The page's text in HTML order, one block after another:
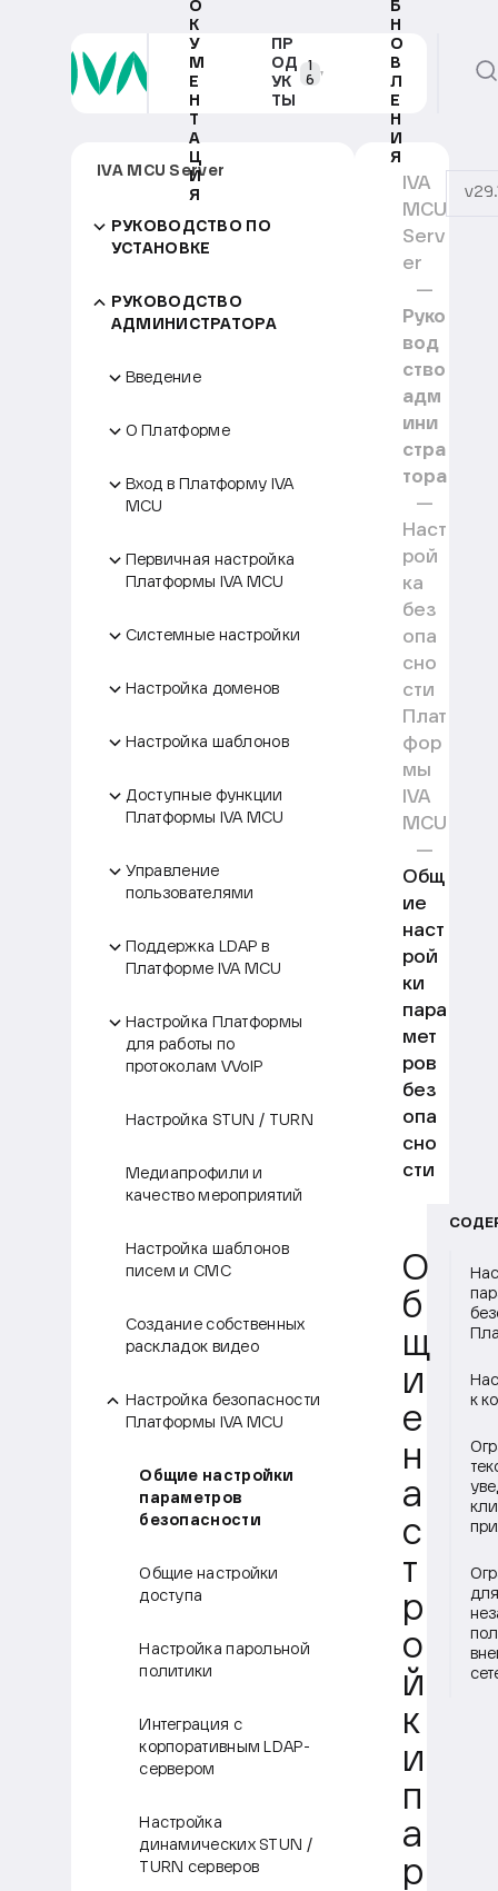
О
К
У
М
Е
Н
Т
А
Ц
И
Я
ПР
ОД
УК
ТЫ
1
6
Б
Н
О
В
Л
Е
Н
И
Я
IVA MCU Server
РУКОВОДСТВО ПО
УСТАНОВКЕ
РУКОВОДСТВО
АДМИНИСТРАТОРА
Введение
О Платформе
Вход в Платформу IVA
MCU
Первичная настройка
Платформы IVA MCU
Системные настройки
Настройка доменов
Настройка шаблонов
Доступные функции
Платформы IVA MCU
Управление
пользователями
Поддержка LDAP в
Платформе IVA MCU
Настройка Платформы
для работы по
протоколам VVoIP
Настройка STUN / TURN
Медиапрофили и
качество мероприятий
Настройка шаблонов
писем и СМС
Создание собственных
раскладок видео
Настройка безопасности
Платформы IVA MCU
Общие настройки
параметров
безопасности
Общие настройки
доступа
Настройка парольной
политики
Интеграция с
корпоративным LDAP-
сервером
Настройка
динамических STUN /
TURN серверов
IVA
MCU
Serv
er
Руко
вод
ство
адм
ини
стра
тора
Наст
рой
ка
без
опа
сно
сти
Плат
фор
мы
IVA
MCU
Общ
ие
наст
рой
ки
пара
мет
ров
без
опа
сно
сти
к
для
О
б
щ
и
е
н
а
с
т
р
о
й
к
и
п
а
р